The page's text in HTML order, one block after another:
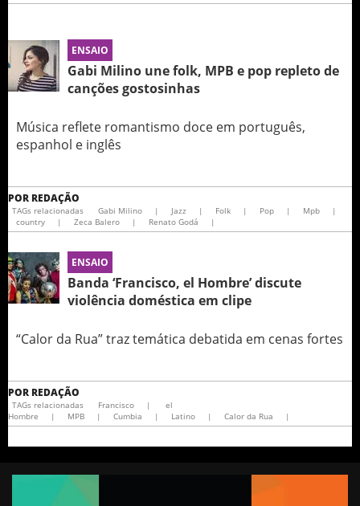
ENSAIO
Gabi Milino une folk, MPB e pop repleto de
canções gostosinhas
Música reflete romantismo doce em português,
espanhol e inglês
POR REDAÇÃO
TAGs relacionadas Gabi Milino | Jazz | Folk | Pop | Mpb
|
country
| Zeca Balero | Renato Godá |
ENSAIO
Banda ‘Francisco, el Hombre’ discute
violência doméstica em clipe
“Calor da Rua” traz temática debatida em cenas fortes
POR REDAÇÃO
TAGs relacionadas Francisco |
el
Hombre
| MPB | Cumbia | Latino | Calor da Rua |